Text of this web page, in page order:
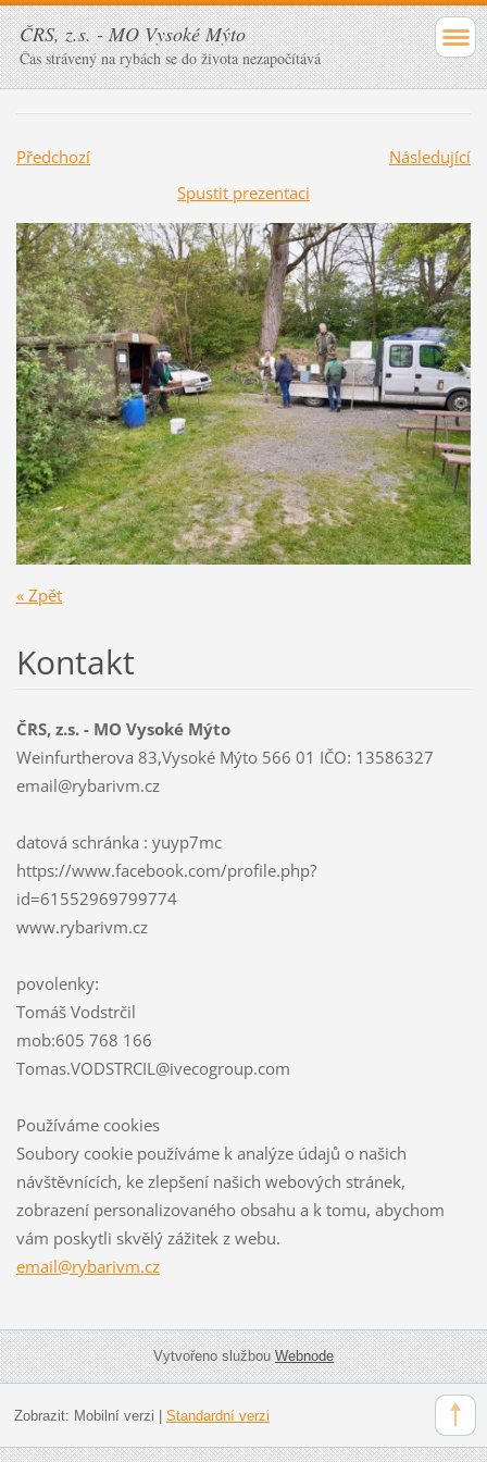
ČRS, z.s. - MO Vysoké Mýto
Čas strávený na rybách se do života nezapočítává
Předchozí
Následující
Spustit prezentaci
« Zpět
Kontakt
ČRS, z.s. - MO Vysoké Mýto
Weinfurtherova 83,Vysoké Mýto 566 01 IČO: 13586327
email@rybarivm.cz
datová schránka : yuyp7mc
https://www.facebook.com/profile.php?
id=61552969799774
www.rybarivm.cz
povolenky:
Tomáš Vodstrčil
mob:605 768 166
Tomas.VODSTRCIL@ivecogroup.com
Používáme cookies
Soubory cookie používáme k analýze údajů o našich
návštěvnících, ke zlepšení našich webových stránek,
zobrazení personalizovaného obsahu a k tomu, abychom
vám poskytli skvělý zážitek z webu.
email@rybarivm.cz
Vytvořeno službouWebnode
Zobrazit: Mobilní verzi Standardní verzi